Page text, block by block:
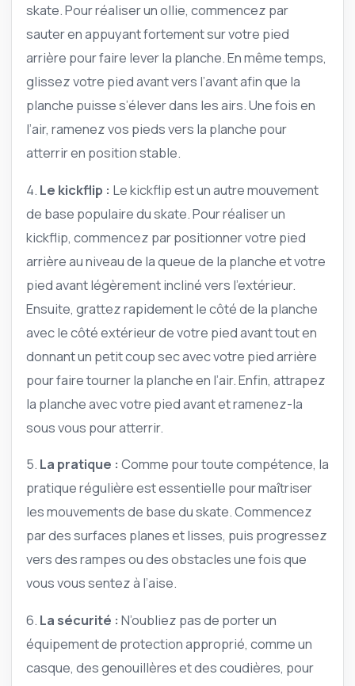
skate. Pour réaliser un ollie, commencez par
sauter en appuyant fortement sur votre pied
arrière pour faire lever la planche. En même temps,
glissez votre pied avant vers l’avant afin que la
planche puisse s’élever dans les airs. Une fois en
l’air, ramenez vos pieds vers la planche pour
atterrir en position stable.
4. Le kickflip : Le kickflip est un autre mouvement
de base populaire du skate. Pour réaliser un
kickflip, commencez par positionner votre pied
arrière au niveau de la queue de la planche et votre
pied avant légèrement incliné vers l’extérieur.
Ensuite, grattez rapidement le côté de la planche
avec le côté extérieur de votre pied avant tout en
donnant un petit coup sec avec votre pied arrière
pour faire tourner la planche en l’air. Enfin, attrapez
la planche avec votre pied avant et ramenez-la
sous vous pour atterrir.
5. La pratique : Comme pour toute compétence, la
pratique régulière est essentielle pour maîtriser
les mouvements de base du skate. Commencez
par des surfaces planes et lisses, puis progressez
vers des rampes ou des obstacles une fois que
vous vous sentez à l’aise.
6. La sécurité : N’oubliez pas de porter un
équipement de protection approprié, comme un
casque, des genouillères et des coudières, pour